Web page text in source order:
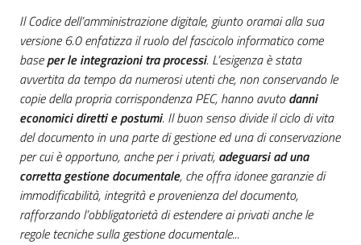
Il Codice dell’amministrazione digitale, giunto oramai alla sua
versione 6.0 enfatizza il ruolo del fascicolo informatico come
baseper le integrazioni tra processi. L’esigenza è stata
avvertita da tempo da numerosi utenti che, non conservando le
copie della propria corrispondenza PEC, hanno avutodanni
economici diretti e postumi. Il buon senso divide il ciclo di vita
del documento in una parte di gestione ed una di conservazione
per cui è opportuno, anche per i privati, adeguarsi ad una
corretta gestione documentale, che offra idonee garanzie di
immodificabilità, integrità e provenienza del documento,
rafforzando l’obbligatorietà di estendere ai privati anche le
regole tecniche sulla gestione documentale...